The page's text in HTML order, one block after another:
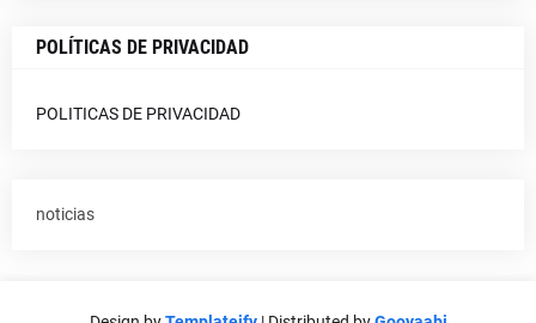
POLÍTICAS DE PRIVACIDAD
POLITICAS DE PRIVACIDAD
noticias